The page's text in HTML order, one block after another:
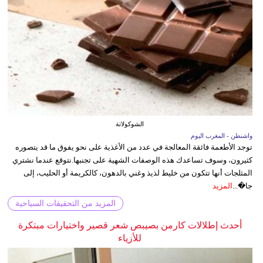
الشوكولاتة
واشنطن - المغرب اليوم
توجد الأطعمة فائقة المعالجة في عدد من الأغذية على نحو يفوق ما قد يتصوره
كثيرون، وسوف تساعدك هذه الوصفات الشهية على تجنبها.نتوقع عندما نشتري
المثلجات أنها تتكون من خليط لذيذ وغني بالدهون، كالكريمة أو الحليب، إلى
جا�... المزيد
المزيد من التحقيقات السياحية
أحدث إطلالات كارمن بصيبص شعر قصير واختيارات مبتكرة
للأزياء